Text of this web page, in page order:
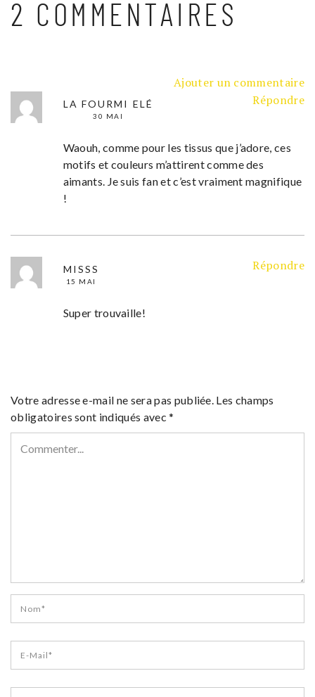
2 COMMENTAIRES
Ajouter un commentaire
LA FOURMI ELÉ
30 MAI
Répondre
Waouh, comme pour les tissus que j’adore, ces
motifs et couleurs m’attirent comme des
aimants. Je suis fan et c’est vraiment magnifique
!
MISSS
15 MAI
Répondre
Super trouvaille!
Votre adresse e-mail ne sera pas publiée. Les champs
obligatoires sont indiqués avec*